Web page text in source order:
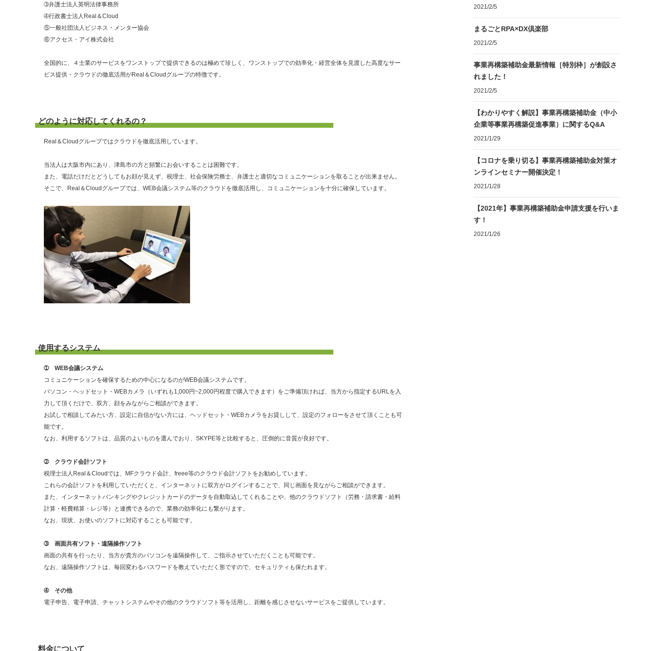
➂弁護士法人英明法律事務所
➃行政書士法人Real＆Cloud
⑤一般社団法人ビジネス・メンター協会
⑥アクセス・アイ株式会社
全国的に、４士業のサービスをワンストップで提供できるのは極めて珍しく、ワンストップでの効率化・経営全体を見渡した高度なサー
ビス提供・クラウドの徹底活用がReal＆Cloudグループの特徴です。
どのように対応してくれるの？
Real＆Cloudグループではクラウドを徹底活用しています。
当法人は大阪市内にあり、津島市の方と頻繁にお会いすることは困難です。
また、電話だけだとどうしてもお顔が見えず、税理士、社会保険労務士、弁護士と適切なコミュニケーションを取ることが出来ません。
そこで、Real＆Cloudグループでは、WEB会議システム等のクラウドを徹底活用し、コミュニケーションを十分に確保しています。
使用するシステム
➀ WEB会議システム
コミュニケーションを確保するための中心になるのがWEB会議システムです。
パソコン・ヘッドセット・WEBカメラ（いずれも1,000円~2,000円程度で購入できます）をご準備頂ければ、当方から指定するURLを入
力して頂くだけで、双方、顔をみながらご相談ができます。
お試しで相談してみたい方、設定に自信がない方には、ヘッドセット・WEBカメラをお貸しして、設定のフォローをさせて頂くことも可
能です。
なお、利用するソフトは、品質のよいものを選んでおり、SKYPE等と比較すると、圧倒的に音質が良好です。
➁ クラウド会計ソフト
税理士法人Real＆Cloudでは、MFクラウド会計、freee等のクラウド会計ソフトをお勧めしています。
これらの会計ソフトを利用していただくと、インターネットに双方がログインすることで、同じ画面を見ながらご相談ができます。
また、インターネットバンキングやクレジットカードのデータを自動取込してくれることや、他のクラウドソフト（労務・請求書・給料
計算・軽費精算・レジ等）と連携できるので、業務の効率化にも繋がります。
なお、現状、お使いのソフトに対応することも可能です。
➂ 画面共有ソフト・遠隔操作ソフト
画面の共有を行ったり、当方が貴方のパソコンを遠隔操作して、ご指示させていただくことも可能です。
なお、遠隔操作ソフトは、毎回変わるパスワードを教えていただく形ですので、セキュリティも保たれます。
➃ その他
電子申告、電子申請、チャットシステムやその他のクラウドソフト等を活用し、距離を感じさせないサービスをご提供しています。
料金について
2021/2/5
まるごとRPA×DX倶楽部
2021/2/5
事業再構築補助金最新情報［特別枠］が創設さ
れました！
2021/2/5
【わかりやすく解説】事業再構築補助金（中小
企業等事業再構築促進事業）に関するQ&A
2021/1/29
【コロナを乗り切る】事業再構築補助金対策オ
ンラインセミナー開催決定！
2021/1/28
【2021年】事業再構築補助金申請支援を行いま
す！
2021/1/26